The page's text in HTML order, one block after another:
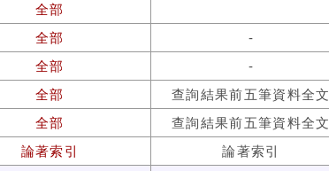
全部
全部
-
全部
-
全部
查詢結果前五筆資料全文
全部
查詢結果前五筆資料全文
論著索引
論著索引